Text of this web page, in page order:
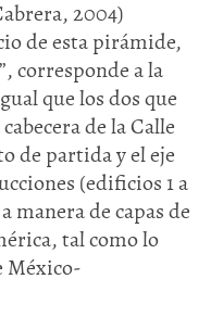
2004)
de esta pirámide,
corresponde a la
que los dos que
de la Calle
de partida y el eje
(edificios 1 a
manera de capas de
tal como lo
México-